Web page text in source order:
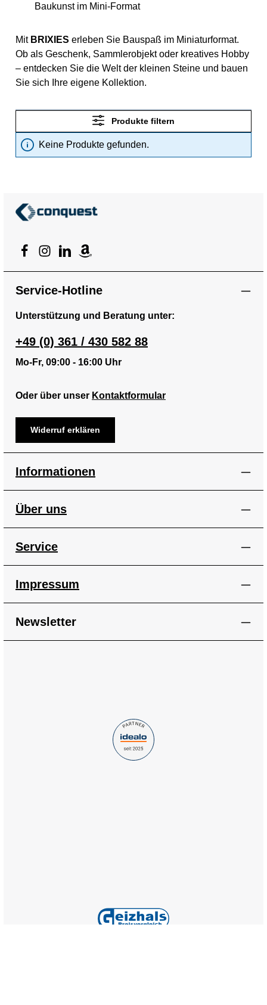
Baukunst im Mini-Format
Mit BRIXIES erleben Sie Bauspaß im Miniaturformat.
Ob als Geschenk, Sammlerobjekt oder kreatives Hobby
– entdecken Sie die Welt der kleinen Steine und bauen
Sie sich Ihre eigene Kollektion.
Produkte filtern
Keine Produkte gefunden.
Service-Hotline
Unterstützung und Beratung unter:
+49 (0) 361 / 430 582 88
Mo-Fr, 09:00 - 16:00 Uhr
Oder über unser Kontaktformular
Widerruf erklären
Informationen
Über uns
Service
Impressum
Newsletter